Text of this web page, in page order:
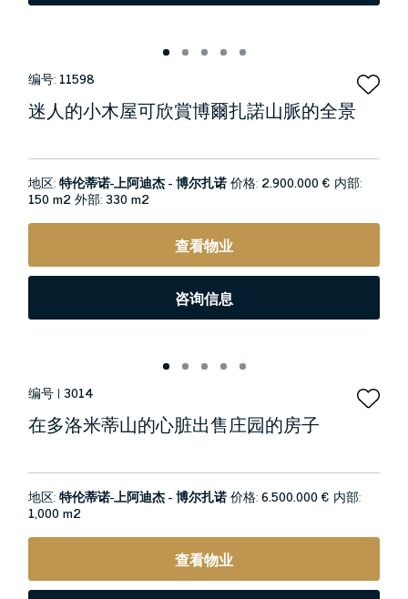
编号: 11598
迷人的小木屋可欣賞博爾扎諾山脈的全景
地区:特伦蒂诺-上阿迪杰 - 博尔扎诺价格: 2.900.000 € 内部:
150 m2外部:330 m2
查看物业
咨询信息
编号 | 3014
在多洛米蒂山的心脏出售庄园的房子
地区:特伦蒂诺-上阿迪杰 - 博尔扎诺价格:6.500.000 € 内部:
1,000 m2
查看物业